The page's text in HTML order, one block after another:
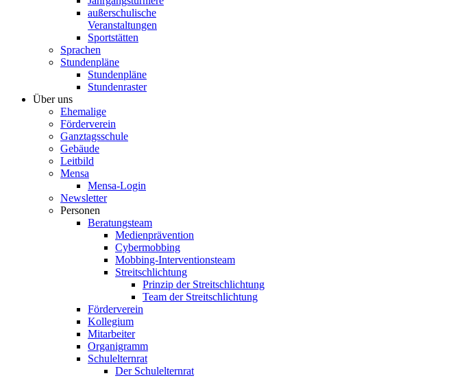
außerschulische
Veranstaltungen
Sportstätten
Sprachen
Stundenpläne
Stundenpläne
Stundenraster
Über uns
Ehemalige
Förderverein
Ganztagsschule
Gebäude
Leitbild
Mensa
Mensa-Login
Newsletter
Personen
Beratungsteam
Medienprävention
Cybermobbing
Mobbing-Interventionsteam
Streitschlichtung
Prinzip der Streitschlichtung
Team der Streitschlichtung
Förderverein
Kollegium
Mitarbeiter
Organigramm
Schulelternrat
Der Schulelternrat